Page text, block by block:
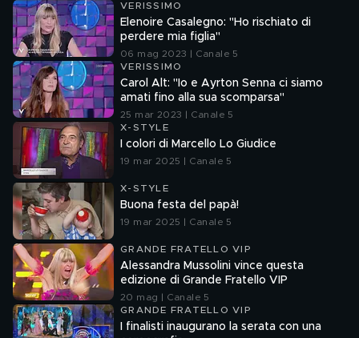
VERISSIMO
Elenoire Casalegno: "Ho rischiato di
perdere mia figlia"
06 mag 2023 | Canale 5
VERISSIMO
Carol Alt: "Io e Ayrton Senna ci siamo
amati fino alla sua scomparsa"
25 mar 2023 | Canale 5
X-STYLE
I colori di Marcello Lo Giudice
19 mar 2025 | Canale 5
X-STYLE
Buona festa del papà!
19 mar 2025 | Canale 5
GRANDE FRATELLO VIP
Alessandra Mussolini vince questa
edizione di Grande Fratello VIP
20 mag | Canale 5
GRANDE FRATELLO VIP
I finalisti inaugurano la serata con una